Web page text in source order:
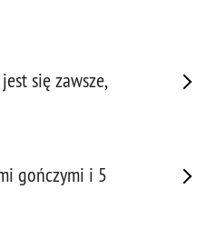
się zawsze,
gończymi i 5